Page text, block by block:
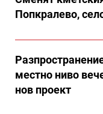
Попкралево,
местно ниво
нов проект